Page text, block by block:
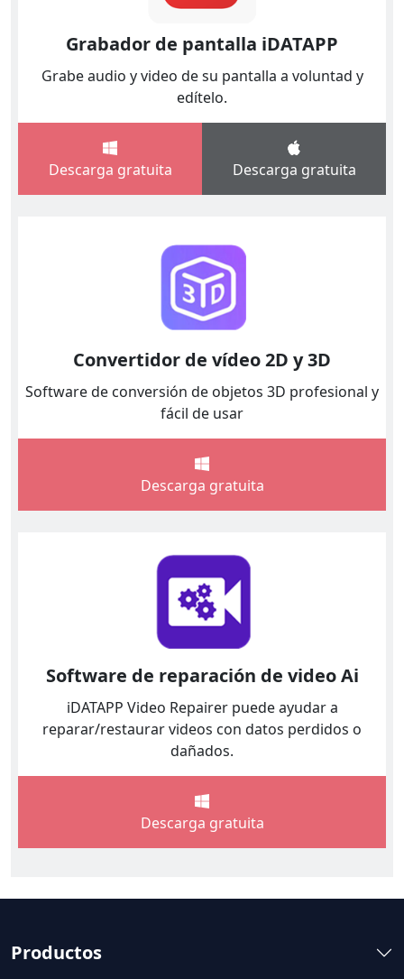
Grabador de pantalla iDATAPP
Grabe audio y video de su pantalla a voluntad y
edítelo.
Descarga gratuita Descarga gratuita
Convertidor de vídeo 2D y 3D
Software de conversión de objetos 3D profesional y
fácil de usar
Descarga gratuita
Software de reparación de video Ai
iDATAPP Video Repairer puede ayudar a
reparar/restaurar videos con datos perdidos o
dañados.
Descarga gratuita
Productos